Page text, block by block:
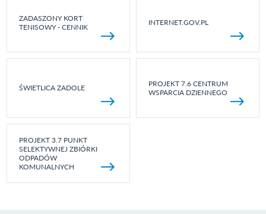
ZADASZONY KORT
TENISOWY - CENNIK
INTERNET.GOV.PL
ŚWIETLICA ZADOLE
PROJEKT 7.6 CENTRUM
WSPARCIA DZIENNEGO
PROJEKT 3.7 PUNKT
SELEKTYWNEJ ZBIÓRKI
ODPADÓW
KOMUNALNYCH